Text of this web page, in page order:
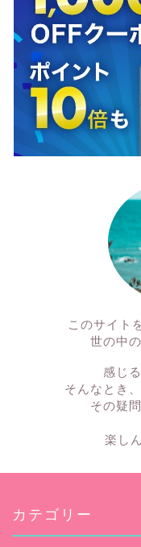
このサイト
世の中
感じ
そんなとき
その疑
楽し
カテゴリー